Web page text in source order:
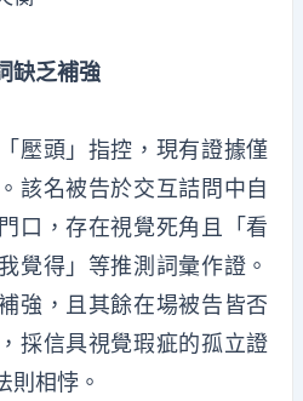
缺乏補強
壓頭」指控，現有證據僅
該名被告於交互詰問中自
口，存在視覺死角且「看
覺得」等推測詞彙作證。
強，且其餘在場被告皆否
採信具視覺瑕疵的孤立證
則相悖。